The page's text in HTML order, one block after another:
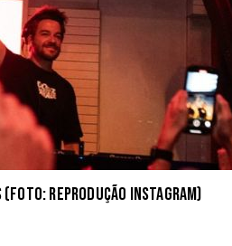
(Foto: reprodução Instagram)